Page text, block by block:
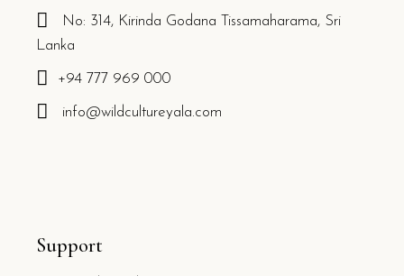
No: 314, Kirinda Godana Tissamaharama, Sri
Lanka
+94 777 969 000
info@wildcultureyala.com
Support